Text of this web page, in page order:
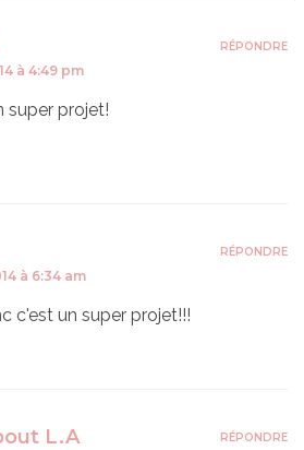
à 4:49 pm
super projet!
RÉPONDRE
à 6:34 am
c'est un super projet!!!
RÉPONDRE
L.A RÉPONDRE